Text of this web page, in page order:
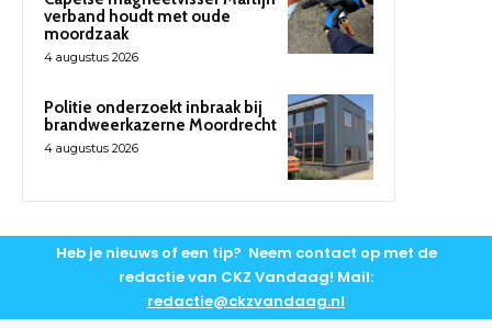
verband houdt met oude
moordzaak
4 augustus 2026
Politie onderzoekt inbraak bij
brandweerkazerne Moordrecht
4 augustus 2026
Heb je nieuws of een tip? Neem contact op met de
redactie van CKZ Vandaag! Mail:
redactie@ckzvandaag.nl